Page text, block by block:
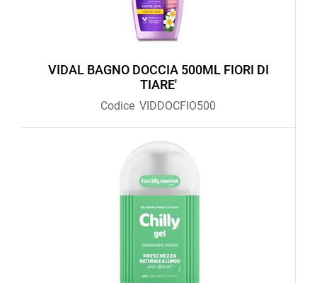
VIDAL BAGNO DOCCIA 500ML FIORI DI
TIARE'
Codice VIDDOCFIO500